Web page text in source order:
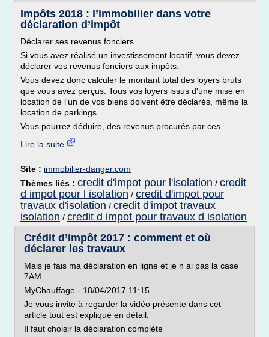
Impôts 2018 : l’immobilier dans votre
déclaration d’impôt
Déclarer ses revenus fonciers
Si vous avez réalisé un investissement locatif, vous devez
déclarer vos revenus fonciers aux impôts.
Vous devez donc calculer le montant total des loyers bruts
que vous avez perçus. Tous vos loyers issus d'une mise en
location de l'un de vos biens doivent être déclarés, même la
location de parkings.
Vous pourrez déduire, des revenus procurés par ces...
Lire la suite
Site : immobilier-danger.com
Thèmes liés : credit d'impot pour l'isolation / credit
d impot pour l isolation / credit d'impot pour
travaux d'isolation / credit d'impot travaux
isolation / credit d impot pour travaux d isolation
Crédit d’impôt 2017 : comment et où
déclarer les travaux
Mais je fais ma déclaration en ligne et je n ai pas la case
7AM
MyChauffage - 18/04/2017 11:15
Je vous invite à regarder la vidéo présente dans cet
article tout est expliqué en détail.
Il faut choisir la déclaration complète